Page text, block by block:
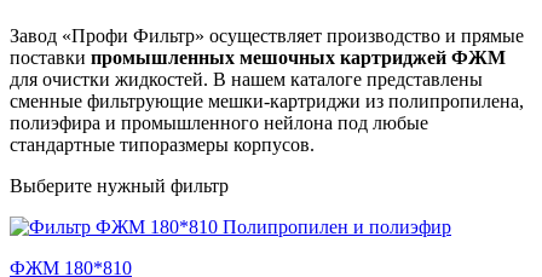
Завод «Профи Фильтр» осуществляет производство и прямые
поставки промышленных мешочных картриджей ФЖМ
для очистки жидкостей. В нашем каталоге представлены
сменные фильтрующие мешки-картриджи из полипропилена,
полиэфира и промышленного нейлона под любые
стандартные типоразмеры корпусов.
Выберите нужный фильтр
ФЖМ 180*810